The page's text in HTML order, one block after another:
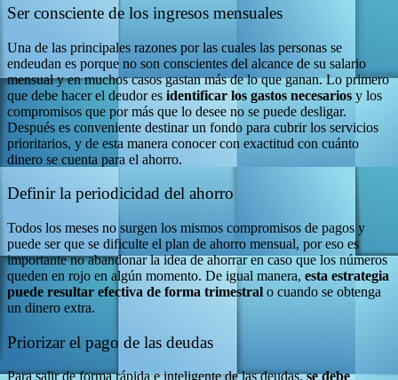
Ser consciente de los ingresos mensuales
Una de las principales razones por las cuales las personas se
endeudan es porque no son conscientes del alcance de su salario
mensual y en muchos casos gastan más de lo que ganan. Lo primero
que debe hacer el deudor es identificar los gastos necesarios y los
compromisos que por más que lo desee no se puede desligar.
Después es conveniente destinar un fondo para cubrir los servicios
prioritarios, y de esta manera conocer con exactitud con cuánto
dinero se cuenta para el ahorro.
Definir la periodicidad del ahorro
Todos los meses no surgen los mismos compromisos de pagos y
puede ser que se dificulte el plan de ahorro mensual, por eso es
importante no abandonar la idea de ahorrar en caso que los números
queden en rojo en algún momento. De igual manera, esta estrategia
puede resultar efectiva de forma trimestral o cuando se obtenga
un dinero extra.
Priorizar el pago de las deudas
Para salir de forma rápida e inteligente de las deudas,se debe